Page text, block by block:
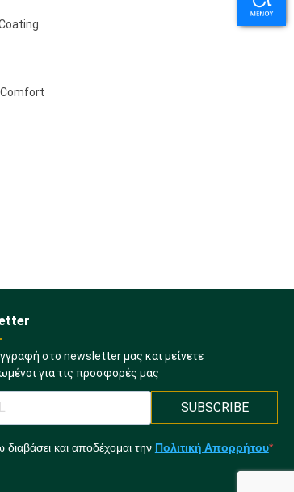
Comfort
στο newsletter μας και μείνετε
για τις προσφορές μας
SUBSCRIBE
και αποδέχομαι την Πολιτική Απορρήτου